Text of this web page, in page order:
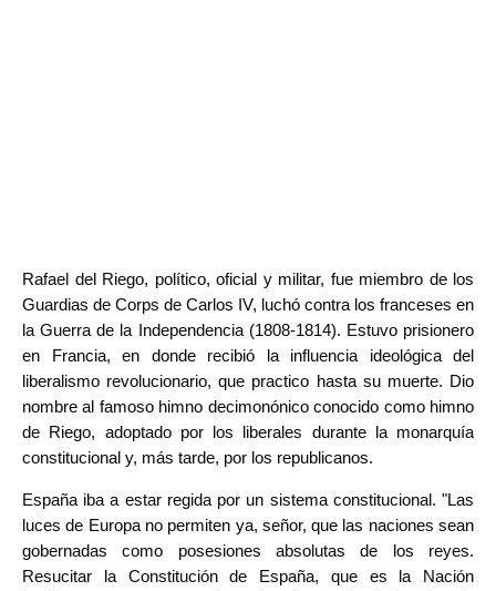
Rafael del Riego, político, oficial y militar, fue miembro de los
Guardias de Corps de Carlos IV, luchó contra los franceses en
la Guerra de la Independencia (1808-1814). Estuvo prisionero
en Francia, en donde recibió la influencia ideológica del
liberalismo revolucionario, que practico hasta su muerte. Dio
nombre al famoso himno decimonónico conocido como himno
de Riego, adoptado por los liberales durante la monarquía
constitucional y, más tarde, por los republicanos.
España iba a estar regida por un sistema constitucional. "Las
luces de Europa no permiten ya, señor, que las naciones sean
gobernadas como posesiones absolutas de los reyes.
Resucitar la Constitución de España, que es la Nación